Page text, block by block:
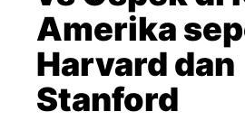
Amerika
Harvard dan
Stanford